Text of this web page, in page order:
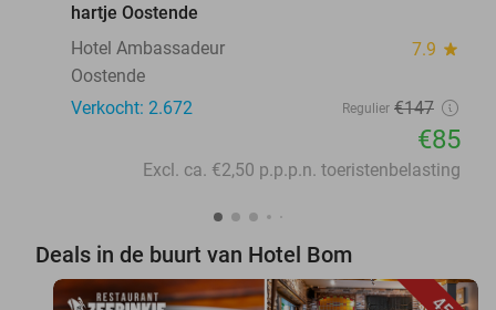
hartje Oostende
Hotel Ambassadeur
7.9 star
Oostende
Verkocht: 2.672
Regulier €147
€85
Excl. ca. €2,50 p.p.p.n. toeristenbelasting
Deals in de buurt van Hotel Bom